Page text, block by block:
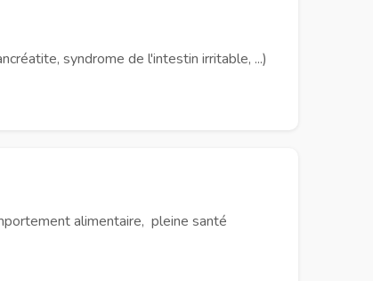
syndrome de l'intestin irritable, ...)
alimentaire, pleine santé